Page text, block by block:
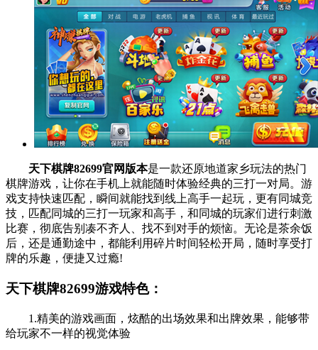
天下棋牌82699官网版本是一款还原地道家乡玩法的热门
棋牌游戏，让你在手机上就能随时体验经典的三打一对局。游
戏支持快速匹配，瞬间就能找到线上高手一起玩，更有同城竞
技，匹配同城的三打一玩家和高手，和同城的玩家们进行刺激
比赛，彻底告别凑不齐人、找不到对手的烦恼。无论是茶余饭
后，还是通勤途中，都能利用碎片时间轻松开局，随时享受打
牌的乐趣，便捷又过瘾!
天下棋牌82699游戏特色：
1.精美的游戏画面，炫酷的出场效果和出牌效果，能够带
给玩家不一样的视觉体验